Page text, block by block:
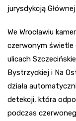
jurysdykcją
We Wrocławiu
czerwonym świetle
ulicach
Bystrzyckiej i Na
działa
detekcji, która
podczas